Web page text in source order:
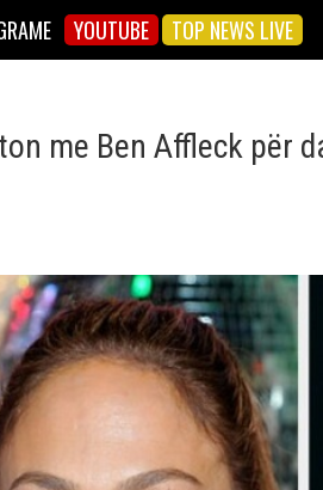
YOUTUBE TOP NEWS LIVE
me Ben Affleck për